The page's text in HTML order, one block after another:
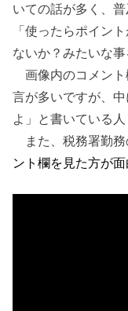
いての話が多く、
「使ったらポイン
ないか？みたいな事
画像内のコメント
言が多いですが、
よ」と書いている人
また、税務署勤務
ント欄を見た方が面